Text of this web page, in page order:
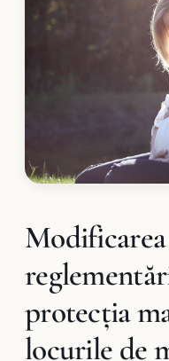
protecţia
locurile de